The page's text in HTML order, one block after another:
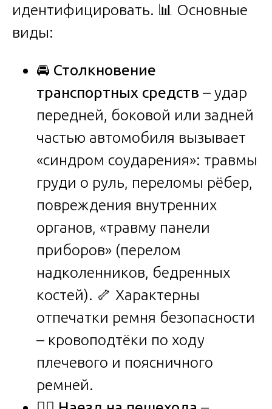
идентифицировать. 📊 Основные
виды:
🚘 Столкновение
транспортных средств – удар
передней, боковой или задней
частью автомобиля вызывает
«синдром соударения»: травмы
груди о руль, переломы рёбер,
повреждения внутренних
органов, «травму панели
приборов» (перелом
надколенников, бедренных
костей). 🦴 Характерны
отпечатки ремня безопасности
– кровоподтёки по ходу
плечевого и поясничного
ремней.